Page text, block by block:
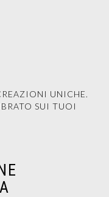
UNICHE.
SUI TUOI